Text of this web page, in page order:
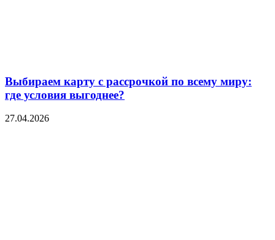
Выбираем карту с рассрочкой по всему миру:
где условия выгоднее?
27.04.2026